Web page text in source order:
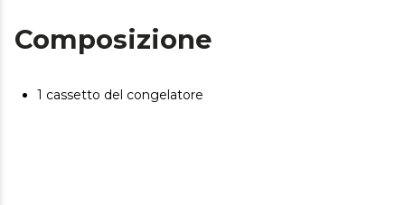
Composizione
1 cassetto del congelatore